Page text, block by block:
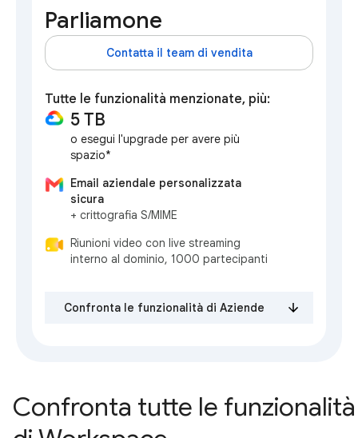
Parliamone
Contatta il team di vendita
Tutte le funzionalità menzionate, più:
5 TB
o esegui l'upgrade per avere più
spazio*
Email aziendale personalizzata
sicura
+ crittografia S/MIME
Riunioni video con live streaming
interno al dominio, 1000 partecipanti
Confronta le funzionalità di Aziende
Confronta tutte le funzionalità